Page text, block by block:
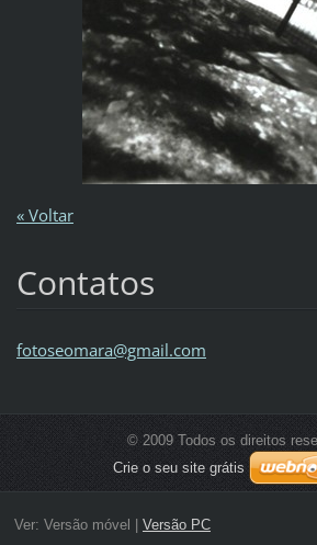
« Voltar
Contatos
fotoseomara@gmail.com
© 2009 Todos os direitos
Crie o seu site grátis
Ver: Versão móvel Versão PC